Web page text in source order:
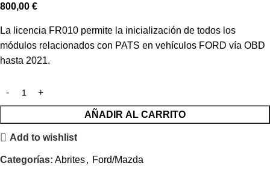
800,00 €
La licencia FR010 permite la inicialización de todos los
módulos relacionados con PATS en vehículos FORD vía OBD
hasta 2021.
AÑADIR AL CARRITO
Add to wishlist
Categorías: Abrites, Ford/Mazda